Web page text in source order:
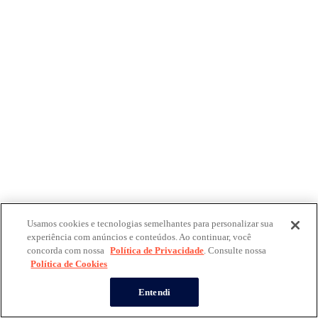
Usamos cookies e tecnologias semelhantes para personalizar sua
experiência com anúncios e conteúdos. Ao continuar, você
concorda com nossa Política de Privacidade. Consulte nossa
Política de Cookies
Entendi